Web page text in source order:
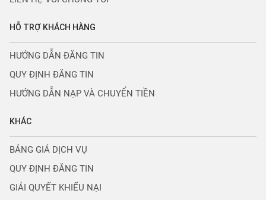
HỖ TRỢ KHÁCH HÀNG
HƯỚNG DẪN ĐĂNG TIN
QUY ĐỊNH ĐĂNG TIN
HƯỚNG DẪN NẠP VÀ CHUYỂN TIỀN
KHÁC
BẢNG GIÁ DỊCH VỤ
QUY ĐỊNH ĐĂNG TIN
GIẢI QUYẾT KHIẾU NẠI